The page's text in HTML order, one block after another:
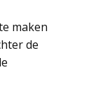
maken
de